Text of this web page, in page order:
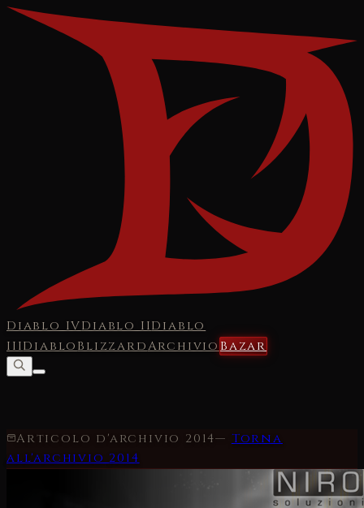
Diablo IVDiablo IIDiablo
IIIDiabloBlizzardArchivioBazar
Articolo d'archivio 2014—Torna
all'archivio2014